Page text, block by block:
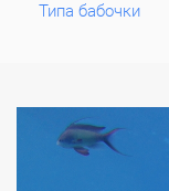
Типа бабочки